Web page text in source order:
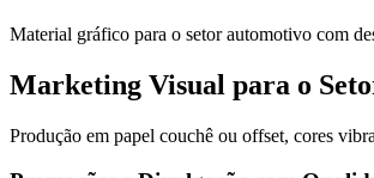
Material gráfico para o setor automotivo com
Marketing Visual para o
Produção em papel couchê ou offset, cores